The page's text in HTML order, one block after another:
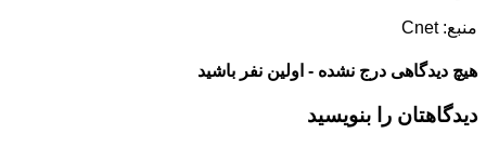
منبع: Cnet
هیچ دیدگاهی درج نشده - اولین نفر باشید
دیدگاهتان را بنویسید